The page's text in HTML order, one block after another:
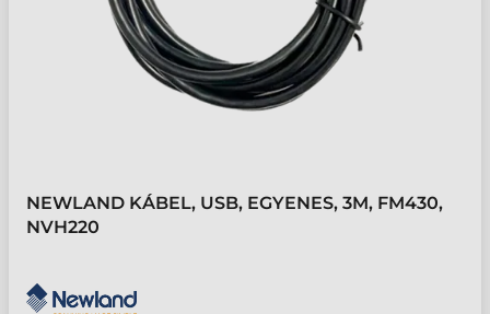
NEWLAND KÁBEL, USB, EGYENES, 3M, FM430,
NVH220